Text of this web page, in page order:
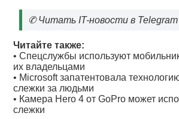
✆Читать IT-новости в Telegram
Читайте также:
•Спецслужбы используют
их владельцами
• Microsoft запатентовала
слежки за людьми
• Камера Hero 4 от GoPro может
слежки